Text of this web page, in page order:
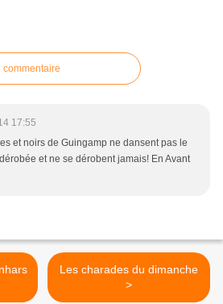
commentaire
17:55
et noirs de Guingamp ne dansent pas le
et ne se dérobent jamais! En Avant
Les charades du dimanche
>